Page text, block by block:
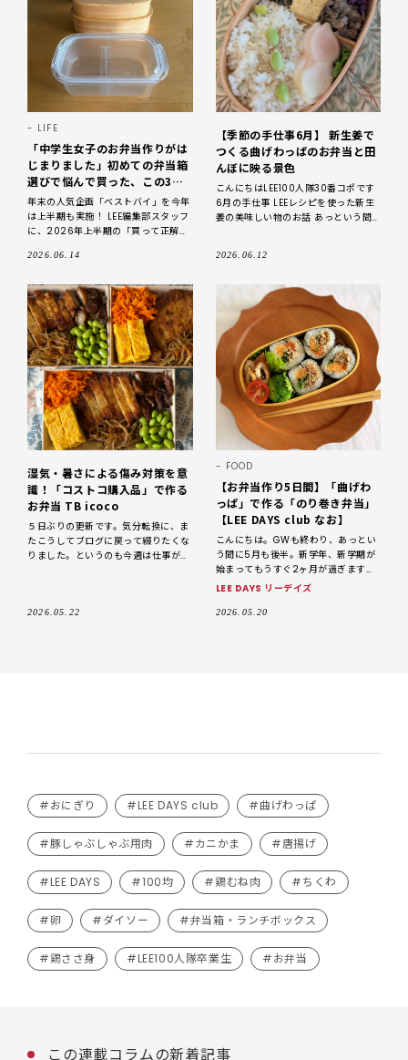
LIFE
「中学生女子のお弁当作りがは
じまりました」初めての弁当箱
選びで悩んで買った、この3つ
がベストバイ！【無印良品、サ
ーモス、大館工芸社の曲げわっ
ぱ】
年末の人気企画「ベストバイ」を今年
は上半期も実施！ LEE編集部スタッフ
に、2026年上半期の「買って正解だ
ました。 今回は、LEEwebスタッフ・
2026.06.14
【季節の手仕事6月】 新生姜で
つくる曲げわっぱのお弁当と田
んぼに映る景色
こんにちはLEE100人隊30番コポです
6月の手仕事 LEEレシピを使った新生
姜の美味しい物のお話 あっという間
2026.06.12
湿気・暑さによる傷み対策を意
識！「コストコ購入品」で作る
お弁当 TB icoco
５日ぶりの更新です。気分転換に、ま
たこうしてブログに戻って綴りたくな
りました。というのも今週は仕事が怒
2026.05.22
FOOD
【お弁当作り5日間】「曲げわ
っぱ」で作る「のり巻き弁当」
【LEE DAYS club なお】
こんにちは。GWも終わり、あっとい
う間に5月も後半。新学年、新学期が
始まってもうすぐ2ヶ月が過ぎます
ね。最近は、「頼まれたら作るよー」
どお弁当を作っています。今日
LEE DAYS リーデイズ
2026.05.20
#おにぎり #LEE DAYS club #曲げわっぱ
#豚しゃぶしゃぶ用肉 #カニかま #唐揚げ
#LEE DAYS #100均 #鶏むね肉 #ちくわ
#卵 #ダイソー #弁当箱・ランチボックス
#鶏ささ身 #LEE100人隊卒業生 #お弁当
この連載コラムの新着記事